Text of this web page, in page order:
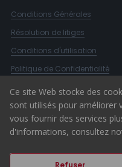
Conditions Générales
Résolution de litiges
Conditions d'utilisation
Politique de Confidentialité
Livre de Réclamations
Canal d'alerte
© 2026 ERA Portugal
Ce site Web stocke des
sont utilisés pour améliorer
vous fournir des services
d'informations, consultez
Refuser